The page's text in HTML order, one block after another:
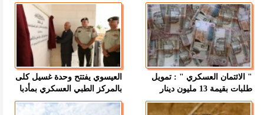
" الائتمان العسكري " : تمويل
طلبات بقيمة 13 مليون دينار
العيسوي يفتتح وحدة غسيل كلى
بالمركز الطبي العسكري بمأدبا